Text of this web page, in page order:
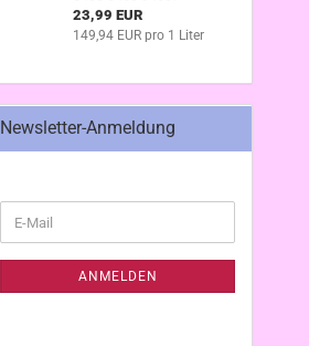
23,99 EUR
149,94 EUR pro 1 Liter
Newsletter-Anmeldung
ZUR
ANMELDUNG
E-
Mail
ANMELDEN